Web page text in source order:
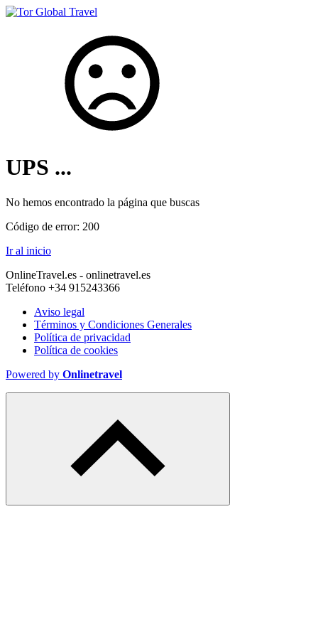
UPS ...
No hemos encontrado la página que buscas
Código de error: 200
Ir al inicio
OnlineTravel.es - onlinetravel.es
Teléfono +34 915243366
Aviso legal
Términos y Condiciones Generales
Polí­tica de privacidad
Política de cookies
Powered by Onlinetravel